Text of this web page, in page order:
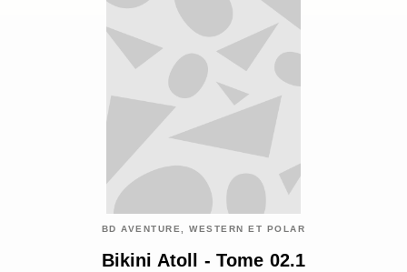
BD AVENTURE, WESTERN ET POLAR
Bikini Atoll - Tome 02.1